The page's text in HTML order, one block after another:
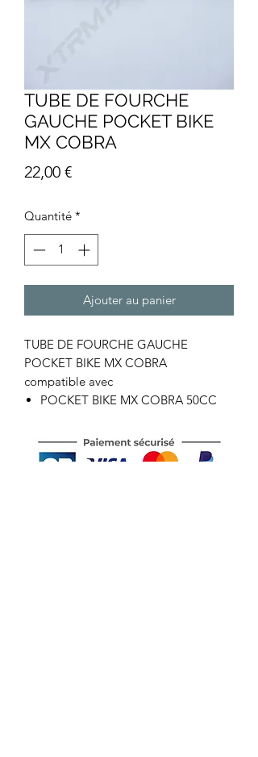
TUBE DE FOURCHE
GAUCHE POCKET BIKE
MX COBRA
22,00 €Prix
Quantité *
Ajouter au panier
TUBE DE FOURCHE GAUCHE
POCKET BIKE MX COBRA
compatible avec
POCKET BIKE MX COBRA 50CC